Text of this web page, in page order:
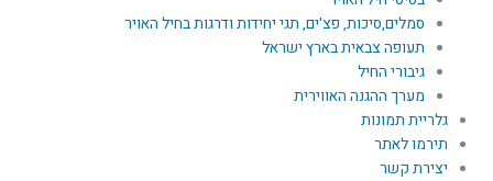
סמלים,סיכות, פצ'ים, תגי יחידות ודרגות בחיל האויר
תעופה צבאית בארץ ישראל
גיבורי החיל
מערך ההגנה האווירית
גלריית תמונות
תירמו לאתר
יצירת קשר